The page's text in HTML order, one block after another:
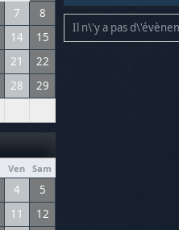
7
8
14
15
21
22
28
29
Ven Sam
4
5
11 12
Il n\'y a pas